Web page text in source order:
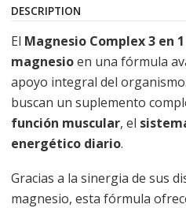
DESCRIPTION
El Magnesio Complex 3 en 1
magnesioen una fórmula
apoyo integral del
buscan un suplemento
función muscular, el
energético diario.
Gracias a la sinergia de sus
magnesio, esta fórmula